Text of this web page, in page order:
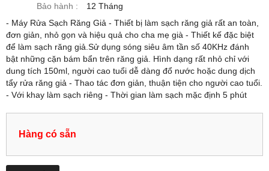
Bảo hành :
12 Tháng
- Máy Rửa Sạch Răng Giả - Thiết bị làm sạch răng giả rất an toàn,
đơn giản, nhỏ gọn và hiệu quả cho cha mẹ già - Thiết kế đặc biệt
để làm sạch răng giả.Sử dụng sóng siêu âm tần số 40KHz đánh
bật những cặn bám bẩn trên răng giả. Hình dạng rất nhỏ chỉ với
dung tích 150ml, người cao tuổi dễ dàng đổ nước hoặc dung dịch
tẩy rửa răng giả - Thao tác đơn giản, thuận tiện cho người cao tuổi.
- Với khay làm sạch riêng - Thời gian làm sạch mặc định 5 phút
Hàng có sẵn